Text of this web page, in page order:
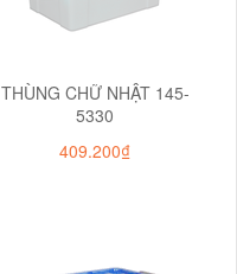
THÙNG CHỮ NHẬT 145-
5330
409.200₫